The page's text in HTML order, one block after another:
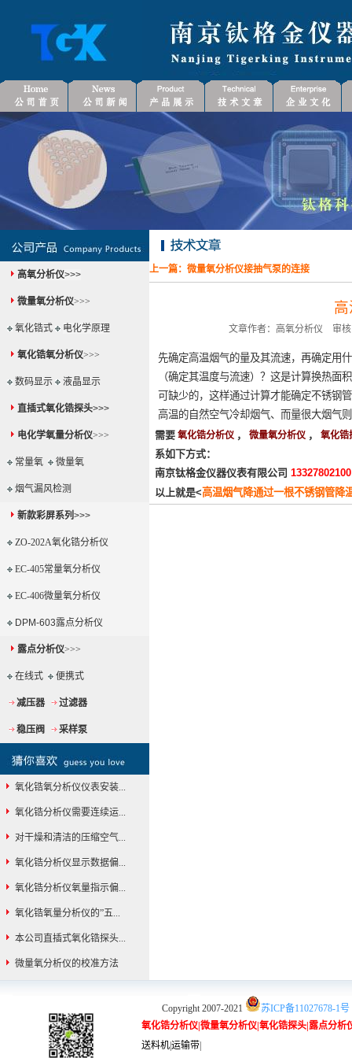
高氧分析仪>>>
微量氧分析仪>>>
氧化锆式 电化学原理
氧化锆氧分析仪>>>
数码显示 液晶显示
直插式氧化锆探头>>>
电化学氧量分析仪>>>
常量氧 微量氧
烟气漏风检测
新款彩屏系列>>>
ZO-202A氧化锆分析仪
EC-405常量氧分析仪
EC-406微量氧分析仪
DPM-603露点分析仪
露点分析仪>>>
在线式 便携式
减压器 过滤器
稳压阀 采样泵
氧化锆氧分析仪仪表安装...
氧化锆分析仪需要连续运...
对干燥和清洁的压缩空气...
氧化锆分析仪显示数据偏...
氧化锆分析仪氧量指示偏...
氧化锆氧量分析仪的”五...
本公司直插式氧化锆探头...
微量氧分析仪的校准方法
上一篇： 微量氧分析仪接抽气泵的连接
文章作者：高氧分析仪 审
先确定高温烟气的量及其流速，再确定用
（确定其温度与流速）？这是计算换热
可缺少的，这样通过计算才能确定不锈钢
高温的自然空气冷却烟气、而量很大烟气
需要 氧化锆分析仪 ， 微量氧分析仪 ， 氧化锆
系如下方式：
南京钛格金仪器仪表有限公司
以上就是<高温烟气降通过一根不锈钢管降
Copyright 2007-2021
苏ICP备11027678-1号
氧化锆分析仪 微量氧分析仪 氧化锆探头 露点分析
送料机运输带